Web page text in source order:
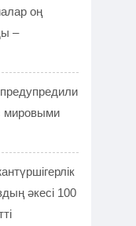
оң
–
мировыми
әкесі 100